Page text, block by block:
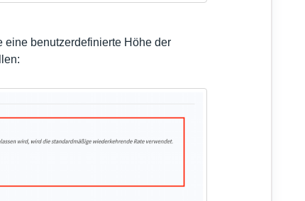
benutzerdefinierte Höhe der